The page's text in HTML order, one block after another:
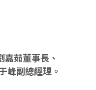
茹董事長、
峰副總經理。